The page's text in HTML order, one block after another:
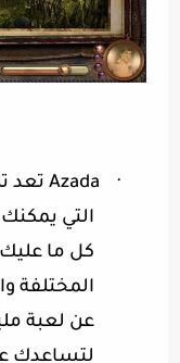
·
Azada تعد
التي
كل ما
المختلفة
عن لعبة
لتساعدك